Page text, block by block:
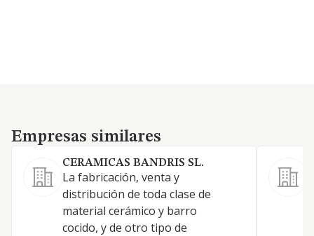
Empresas similares
Empresas similares
CERAMICAS BANDRIS SL.
La fabricación, venta y
distribución de toda clase de
material cerámico y barro
cocido, y de otro tipo de